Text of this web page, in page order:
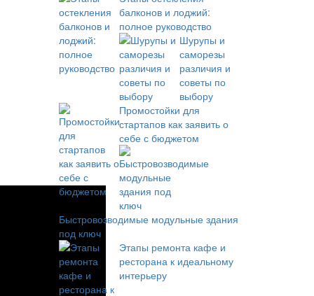
балконов и лоджий:
полное руководство
Шурупы и
саморезы
различия и
советы по
выбору
Промостойки для
стартапов как заявить о
себе с бюджетом
Быстровозводимые модульные здания
под ключ
Этапы ремонта кафе и
ресторана к идеальному
интерьеру